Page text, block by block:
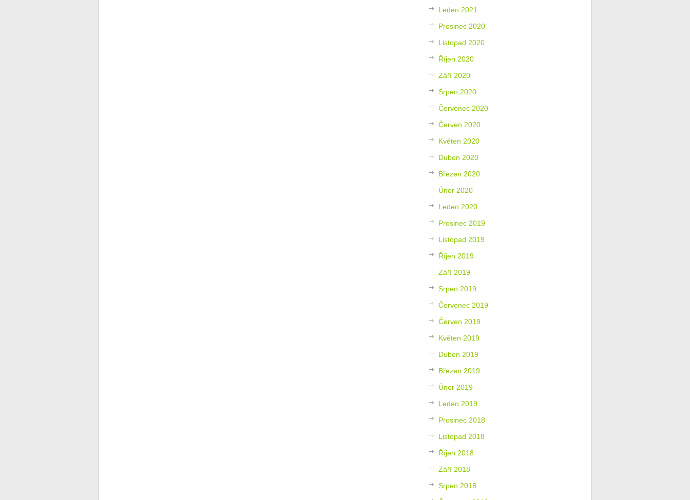
Leden 2021
Prosinec 2020
Listopad 2020
Říjen 2020
Září 2020
Srpen 2020
Červenec 2020
Červen 2020
Květen 2020
Duben 2020
Březen 2020
Únor 2020
Leden 2020
Prosinec 2019
Listopad 2019
Říjen 2019
Září 2019
Srpen 2019
Červenec 2019
Červen 2019
Květen 2019
Duben 2019
Březen 2019
Únor 2019
Leden 2019
Prosinec 2018
Listopad 2018
Říjen 2018
Září 2018
Srpen 2018